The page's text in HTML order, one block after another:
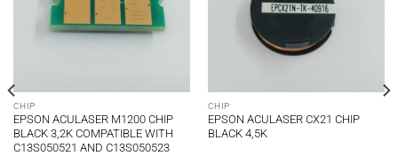
CHIP
EPSON ACULASER M1200 CHIP
BLACK 3,2K COMPATIBLE WITH
C13S050521 AND C13S050523
CHIP
EPSON ACULASER CX21 CHIP
BLACK 4,5K